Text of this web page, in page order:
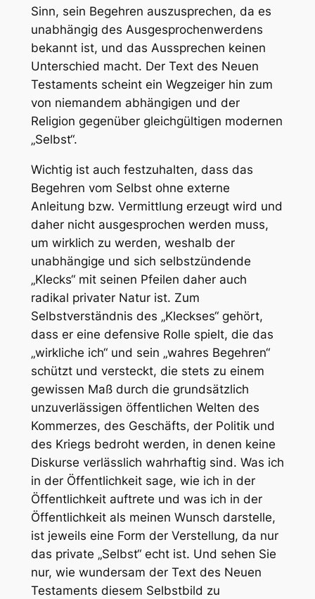
Sinn, sein Begehren auszusprechen, da es
unabhängig des Ausgesprochenwerdens
bekannt ist, und das Aussprechen keinen
Unterschied macht. Der Text des Neuen
Testaments scheint ein Wegzeiger hin zum
von niemandem abhängigen und der
Religion gegenüber gleichgültigen modernen
„Selbst“.
Wichtig ist auch festzuhalten, dass das
Begehren vom Selbst ohne externe
Anleitung bzw. Vermittlung erzeugt wird und
daher nicht ausgesprochen werden muss,
um wirklich zu werden, weshalb der
unabhängige und sich selbstzündende
„Klecks“ mit seinen Pfeilen daher auch
radikal privater Natur ist. Zum
Selbstverständnis des „Kleckses“ gehört,
dass er eine defensive Rolle spielt, die das
„wirkliche ich“ und sein „wahres Begehren“
schützt und versteckt, die stets zu einem
gewissen Maß durch die grundsätzlich
unzuverlässigen öffentlichen Welten des
Kommerzes, des Geschäfts, der Politik und
des Kriegs bedroht werden, in denen keine
Diskurse verlässlich wahrhaftig sind. Was ich
in der Öffentlichkeit sage, wie ich in der
Öffentlichkeit auftrete und was ich in der
Öffentlichkeit als meinen Wunsch darstelle,
ist jeweils eine Form der Verstellung, da nur
das private „Selbst“ echt ist. Und sehen Sie
nur, wie wundersam der Text des Neuen
Testaments diesem Selbstbild zu